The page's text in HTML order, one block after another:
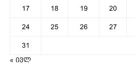
17 18 19 20
24 25 26 27
31
« ივლ